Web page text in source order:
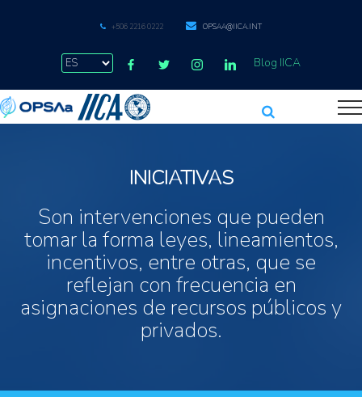
+506 2216 0222 OPSAA@IICA.INT
Blog IICA
INICIATIVAS
Son intervenciones que pueden
tomar la forma leyes, lineamientos,
incentivos, entre otras, que se
reflejan con frecuencia en
asignaciones de recursos públicos y
privados.